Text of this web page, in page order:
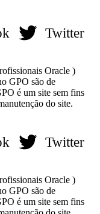
Twitter
Oracle )
GPO são de
é um site sem fins
do site.
Twitter
Oracle )
GPO são de
é um site sem fins